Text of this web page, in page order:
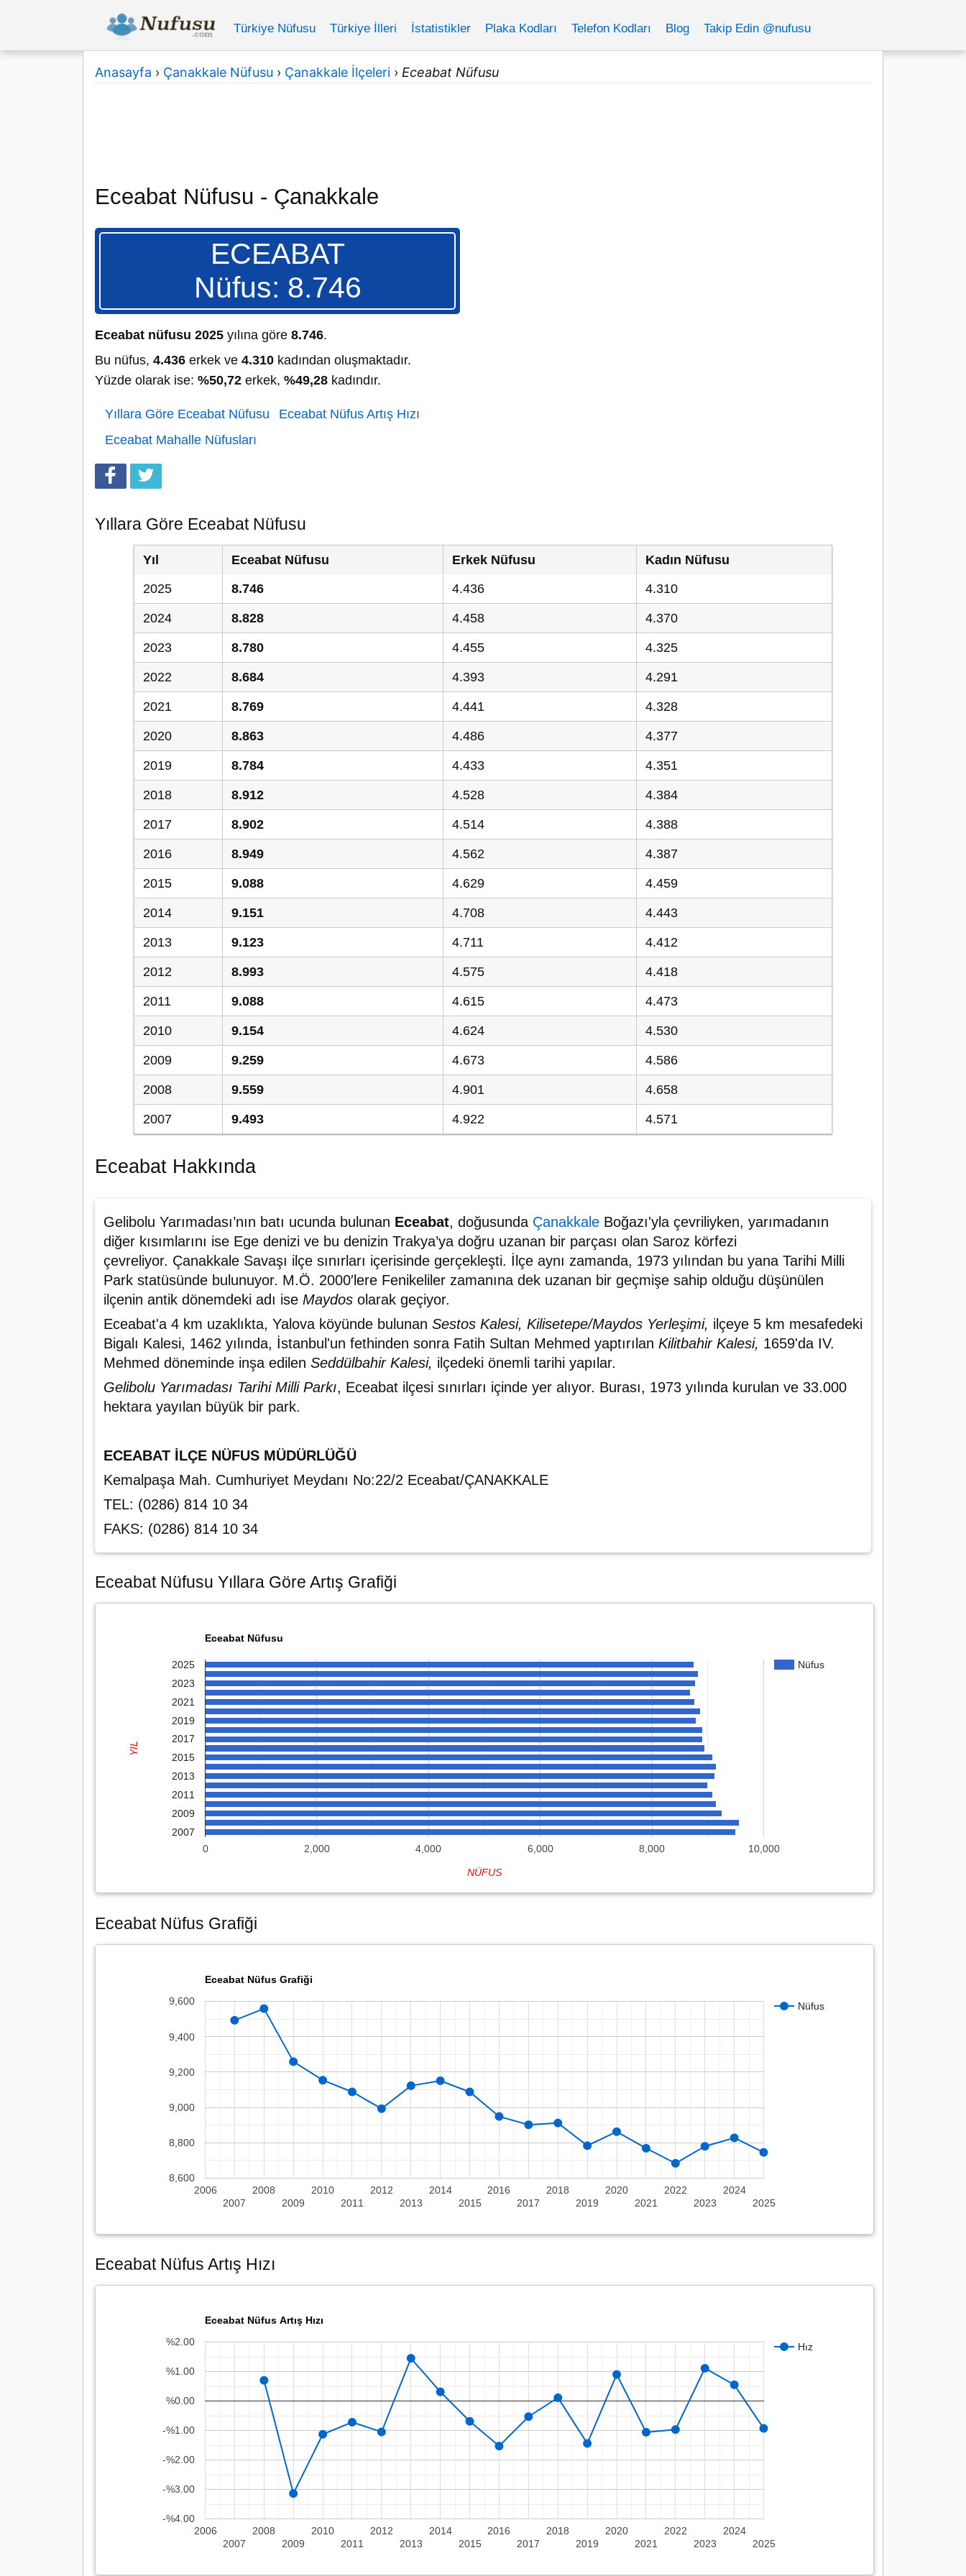
Türkiye Nüfusu Türkiye İlleri İstatistikler Plaka Kodları Telefon Kodları Blog Takip Edin @nufusu
Anasayfa › Çanakkale Nüfusu › Çanakkale İlçeleri › Eceabat Nüfusu
Eceabat Nüfusu - Çanakkale
ECEABAT
Nüfus: 8.746
Eceabat nüfusu 2025 yılına göre 8.746.
Bu nüfus, 4.436 erkek ve 4.310 kadından oluşmaktadır.
Yüzde olarak ise: %50,72 erkek, %49,28 kadındır.
Yıllara Göre Eceabat Nüfusu
Eceabat Nüfus Artış Hızı
Eceabat Mahalle Nüfusları
Yıllara Göre Eceabat Nüfusu
Yıl Eceabat Nüfusu Erkek Nüfusu
Kadın Nüfusu
2025
8.746 4.436 4.310
2024 8.828 4.458 4.370
2023 8.780 4.455 4.325
2022 8.684 4.393 4.291
2021 8.769 4.441 4.328
2020 8.863 4.486 4.377
2019 8.784 4.433 4.351
2018 8.912 4.528 4.384
2017 8.902 4.514 4.388
2016 8.949 4.562 4.387
2015 9.088 4.629 4.459
2014 9.151 4.708 4.443
2013 9.123 4.711 4.412
2012 8.993 4.575 4.418
2011 9.088 4.615 4.473
2010 9.154 4.624 4.530
2009 9.259 4.673 4.586
2008 9.559 4.901 4.658
2007 9.493 4.922 4.571
Eceabat Hakkında
Gelibolu Yarımadası’nın batı ucunda bulunan Eceabat, doğusunda Çanakkale Boğazı'yla çevriliyken, yarımadanın
diğer kısımlarını ise Ege denizi ve bu denizin Trakya’ya doğru uzanan bir parçası olan Saroz körfezi
çevreliyor. Çanakkale Savaşı ilçe sınırları içerisinde gerçekleşti. İlçe aynı zamanda, 1973 yılından bu yana Tarihi Milli
Park statüsünde bulunuyor. M.Ö. 2000′lere Fenikeliler zamanına dek uzanan bir geçmişe sahip olduğu düşünülen
ilçenin antik dönemdeki adı ise Maydos olarak geçiyor.
Eceabat'a 4 km uzaklıkta, Yalova köyünde bulunan Sestos Kalesi, Kilisetepe/Maydos Yerleşimi, ilçeye 5 km mesafedeki
Bigalı Kalesi, 1462 yılında, İstanbul'un fethinden sonra Fatih Sultan Mehmed yaptırılan Kilitbahir Kalesi, 1659'da IV.
Mehmed döneminde inşa edilen Seddülbahir Kalesi, ilçedeki önemli tarihi yapılar.
Gelibolu Yarımadası Tarihi Milli Parkı, Eceabat ilçesi sınırları içinde yer alıyor. Burası, 1973 yılında kurulan ve 33.000
hektara yayılan büyük bir park.
ECEABAT İLÇE NÜFUS MÜDÜRLÜĞÜ
Kemalpaşa Mah. Cumhuriyet Meydanı No:22/2 Eceabat/ÇANAKKALE
TEL: (0286) 814 10 34
FAKS: (0286) 814 10 34
Eceabat Nüfusu Yıllara Göre Artış Grafiği
Eceabat Nüfusu
Nüfus
0 2,000 4,000 6,000 8,000 10,000
2025
2023
2021
2019
2017
2015
2013
2011
2009
2007
NÜFUS
YIL
Eceabat Nüfus Grafiği
Eceabat Nüfus Grafiği
Nüfus
2006
2007
2008
2009
2010
2011
2012
2013
2014
2015
2016
2017
2018
2019
2020
2021
2022
2023
2024
2025
8,600
8,800
9,000
9,200
9,400
9,600
Eceabat Nüfus Artış Hızı
Eceabat Nüfus Artış Hızı
Hız
2006
2007
2008
2009
2010
2011
2012
2013
2014
2015
2016
2017
2018
2019
2020
2021
2022
2023
2024
2025
-%4.00
-%3.00
-%2.00
-%1.00
%0.00
%1.00
%2.00